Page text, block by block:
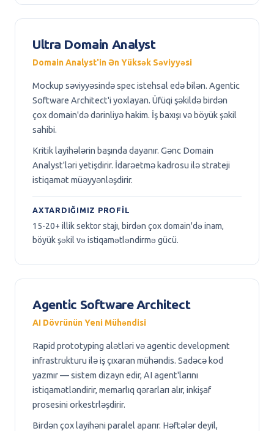
Ultra Domain Analyst
Domain Analyst'in Ən Yüksək Səviyyəsi
Mockup səviyyəsində spec istehsal edə bilən. Agentic
Software Architect'i yoxlayan. Üfüqi şəkildə birdən
çox domain'də dərinliyə hakim. İş baxışı və böyük şəkil
sahibi.
Kritik layihələrin başında dayanır. Gənc Domain
Analyst'ləri yetişdirir. İdarəetmə kadrosu ilə strateji
istiqamət müəyyənləşdirir.
AXTARDIĞIMIZ PROFIL
15-20+ illik sektor stajı, birdən çox domain'də inam,
böyük şəkil və istiqamətləndirmə gücü.
Agentic Software Architect
AI Dövrünün Yeni Mühəndisi
Rapid prototyping alətləri və agentic development
infrastrukturu ilə iş çıxaran mühəndis. Sadəcə kod
yazmır — sistem dizayn edir, AI agent'larını
istiqamətləndirir, memarlıq qərarları alır, inkişaf
prosesini orkestrləşdirir.
Birdən çox layihəni paralel aparır. Həftələr deyil,